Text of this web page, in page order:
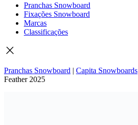
Pranchas Snowboard
Fixações Snowboard
Marcas
Classificações
Pranchas Snowboard | Capita Snowboards
Feather 2025